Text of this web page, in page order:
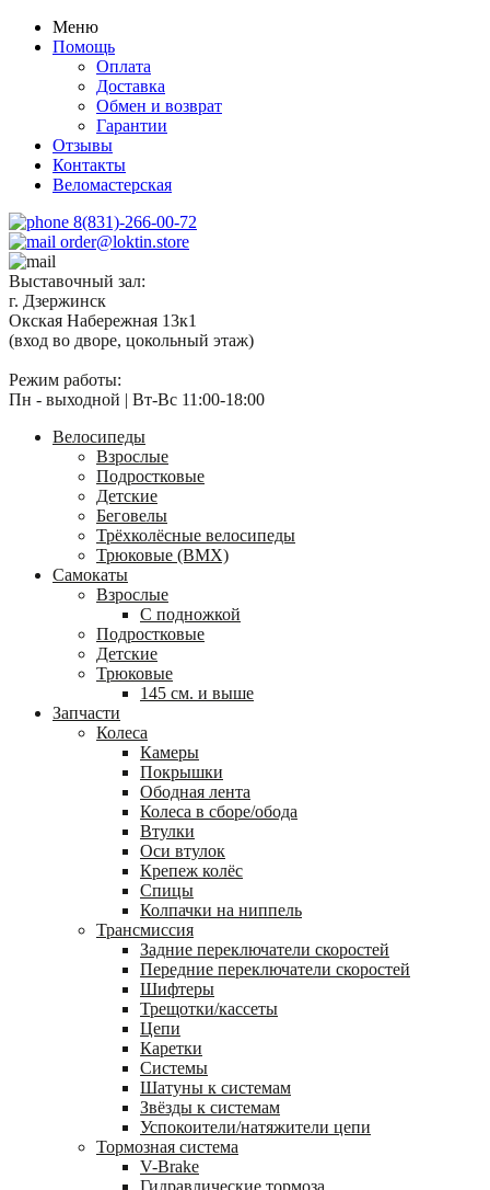
Меню
Помощь
Оплата
Доставка
Обмен и возврат
Гарантии
Отзывы
Контакты
Веломастерская
8(831)-266-00-72
order@loktin.store
Выставочный зал:
г. Дзержинск
Окская Набережная 13к1
(вход во дворе, цокольный этаж)
Режим работы:
Пн - выходной | Вт-Вс 11:00-18:00
Велосипеды
Взрослые
Подростковые
Детские
Беговелы
Трёхколёсные велосипеды
Трюковые (BMX)
Самокаты
Взрослые
С подножкой
Подростковые
Детские
Трюковые
145 см. и выше
Запчасти
Колеса
Камеры
Покрышки
Ободная лента
Колеса в сборе/обода
Втулки
Оси втулок
Крепеж колёс
Спицы
Колпачки на ниппель
Трансмиссия
Задние переключатели скоростей
Передние переключатели скоростей
Шифтеры
Трещотки/кассеты
Цепи
Каретки
Системы
Шатуны к системам
Звёзды к системам
Успокоители/натяжители цепи
Тормозная система
V-Brake
Гидравлические тормоза